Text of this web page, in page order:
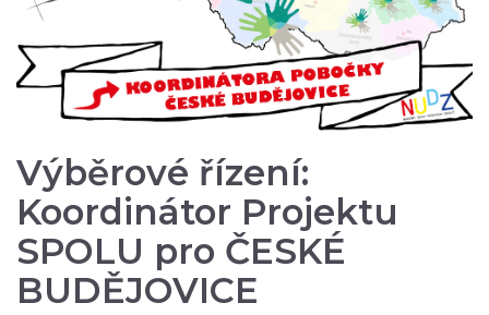
Výběrové řízení:
Koordinátor Projektu
SPOLU pro ČESKÉ
BUDĚJOVICE